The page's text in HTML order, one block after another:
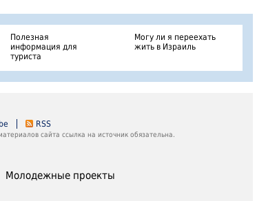
Полезная
информация для
туриста
Могу ли я переехать
жить в Израиль
RSS
сайта ссылка на источник обязательна.
Молодежные проекты